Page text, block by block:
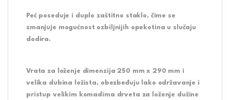
Peć poseduje i duplo zaštitno staklo, čime se
smanjuje mogućnost ozbiljnijih opekotina u slučaju
dodira.
Vrata za loženje dimenzija 250 mm x 290 mm i
velika dubina ložista, obezbeđuju lako održavanje i
pristup velikim komadima drveta za loženje dužine